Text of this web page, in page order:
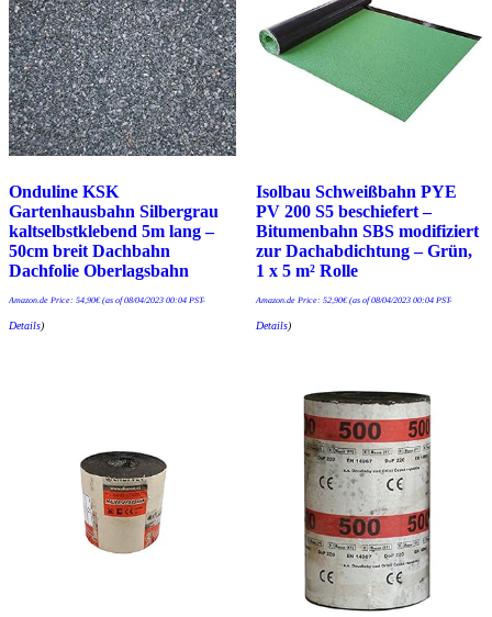
Onduline KSK
Gartenhausbahn Silbergrau
kaltselbstklebend 5m lang –
50cm breit Dachbahn
Dachfolie Oberlagsbahn
Amazon.de Price: 54,90€(as of 08/04/2023 00:04 PST-
Details)
Isolbau Schweißbahn PYE
PV 200 S5 beschiefert –
Bitumenbahn SBS modifiziert
zur Dachabdichtung – Grün,
1 x 5 m² Rolle
Amazon.de Price: 52,90€(as of 08/04/2023 00:04 PST-
Details)